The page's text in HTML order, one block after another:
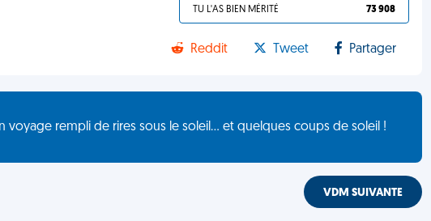
TU L'AS BIEN MÉRITÉ 73 908
Reddit Tweet Partager
voyage rempli de rires sous le soleil... et quelques coups de soleil !
VDM SUIVANTE